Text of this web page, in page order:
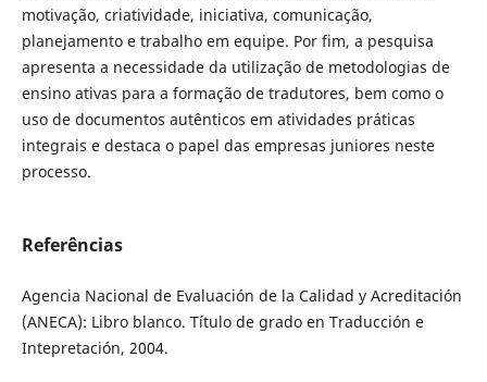
motivação, criatividade, iniciativa, comunicação,
planejamento e trabalho em equipe. Por fim, a pesquisa
apresenta a necessidade da utilização de metodologias de
ensino ativas para a formação de tradutores, bem como o
uso de documentos autênticos em atividades práticas
integrais e destaca o papel das empresas juniores neste
processo.
Referências
Agencia Nacional de Evaluación de la Calidad y Acreditación
(ANECA): Libro blanco. Título de grado en Traducción e
Intepretación, 2004.